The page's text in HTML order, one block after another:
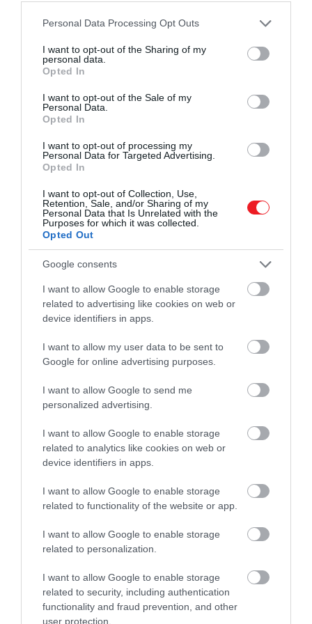
Please note that this website/app uses one or more Google
not limited to your visit or usage behaviour. You may click to
grant or deny consent to Google and its third-party tags to
use your data for below specified purposes in below Google
consent section.
Personal Data Processing Opt Outs
I want to opt-out of the Sharing of my
personal data.
Opted In
I want to opt-out of the Sale of my
Personal Data.
Opted In
I want to opt-out of processing my
Personal Data for Targeted Advertising.
Opted In
I want to opt-out of Collection, Use,
Retention, Sale, and/or Sharing of my
Personal Data that Is Unrelated with the
Purposes for which it was collected.
Opted Out
Google consents
I want to allow Google to enable storage
related to advertising like cookies on web or
device identifiers in apps.
I want to allow my user data to be sent to
Google for online advertising purposes.
I want to allow Google to send me
personalized advertising.
I want to allow Google to enable storage
related to analytics like cookies on web or
device identifiers in apps.
I want to allow Google to enable storage
related to functionality of the website or app.
I want to allow Google to enable storage
related to personalization.
I want to allow Google to enable storage
related to security, including authentication
functionality and fraud prevention, and other
user protection.
2024. JÚLIUS 2. ● TURI DÁNIEL
​Királyi protokoll: 2025-től